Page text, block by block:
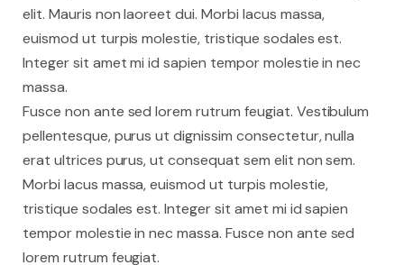
elit. Mauris non laoreet dui. Morbi lacus massa,
euismod ut turpis molestie, tristique sodales est.
Integer sit amet mi id sapien tempor molestie in nec
massa.
Fusce non ante sed lorem rutrum feugiat. Vestibulum
pellentesque, purus ut dignissim consectetur, nulla
erat ultrices purus, ut consequat sem elit non sem.
Morbi lacus massa, euismod ut turpis molestie,
tristique sodales est. Integer sit amet mi id sapien
tempor molestie in nec massa. Fusce non ante sed
lorem rutrum feugiat.